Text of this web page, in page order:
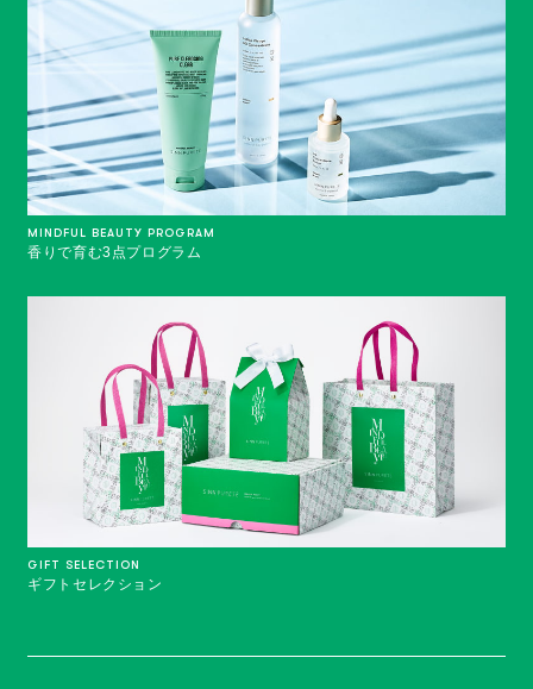
MINDFUL BEAUTY PROGRAM
香りで育む3点プログラム
GIFT SELECTION
ギフトセレクション